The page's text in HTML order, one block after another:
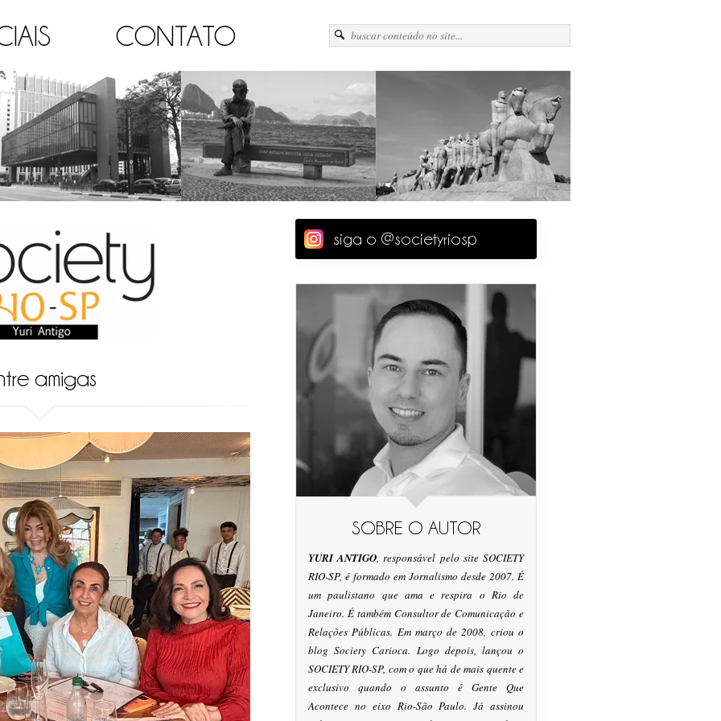
CONTATO
amigas
siga o @societyriosp
SOBRE O AUTOR
YURI ANTIGO, responsável pelo site SOCIETY
RIO-SP, é formado em Jornalismo desde 2007. É
um paulistano que ama e respira o Rio de
Janeiro. É também Consultor de Comunicação e
Relações Públicas. Em março de 2008, criou o
blog Society Carioca. Logo depois, lançou o
SOCIETY RIO-SP, com o que há de mais quente e
exclusivo quando o assunto é Gente Que
Acontece no eixo Rio-São Paulo. Já assinou